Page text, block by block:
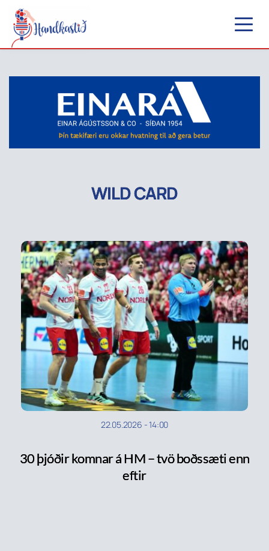
WILD CARD
22.05.2026 -14:00
30 þjóðir komnar á HM – tvö boðssæti enn
eftir